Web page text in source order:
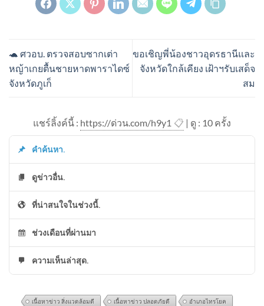
🐢 ศวอบ. ตรวจสอบซากเต่า
หญ้าเกยตื้นชายหาดพาราไดซ์
จังหวัดภูเก็
ขอเชิญพี่น้องชาวอุดรธานีและ
จังหวัดใกล้เคียง เฝ้าฯรับเสด็จ
สม
แชร์ลิ้งค์นี้ : https://ด่วน.com/h9y1 📋 | ดู : 10 ครั้ง
คำค้นหา.
ดูข่าวอื่น.
ที่น่าสนใจในช่วงนี้.
ช่วงเดือนที่ผ่านมา
ความเห็นล่าสุด.
เนื้อหาข่าว สิ่งแวดล้อมดี เนื้อหาข่าว ปลอดภัยดี อำเภอไทรโยค